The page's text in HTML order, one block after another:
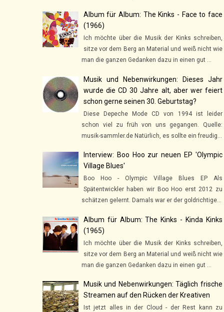
Album für Album: The Kinks - Face to face
(1966)
Ich möchte über die Musik der Kinks schreiben,
sitze vor dem Berg an Material und weiß nicht wie
man die ganzen Gedanken dazu in einen gut ...
Musik und Nebenwirkungen: Dieses Jahr
wurde die CD 30 Jahre alt, aber wer feiert
schon gerne seinen 30. Geburtstag?
Diese Depeche Mode CD von 1994 ist leider
schon viel zu früh von uns gegangen. Quelle:
musik-sammler.de Natürlich, es sollte ein freudig...
Interview: Boo Hoo zur neuen EP 'Olympic
Village Blues'
Boo Hoo - Olympic Village Blues EP Als
Spätentwickler haben wir Boo Hoo erst 2012 zu
schätzen gelernt. Damals war er der goldrichtige...
Album für Album: The Kinks - Kinda Kinks
(1965)
Ich möchte über die Musik der Kinks schreiben,
sitze vor dem Berg an Material und weiß nicht wie
man die ganzen Gedanken dazu in einen gut ...
Musik und Nebenwirkungen: Täglich frische
Streamen auf den Rücken der Kreativen
Ist jetzt alles in der Cloud - der Rest kann zu